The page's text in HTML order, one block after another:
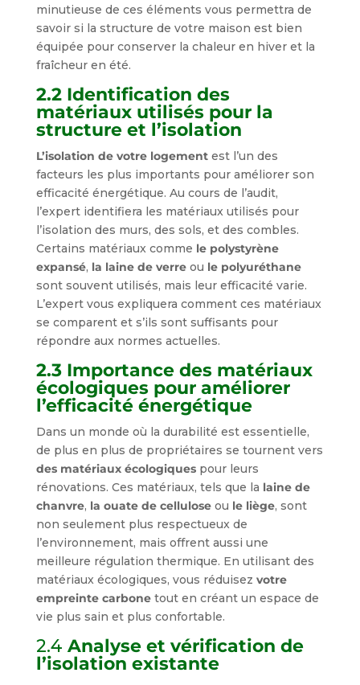
minutieuse de ces éléments vous permettra de
savoir si la structure de votre maison est bien
équipée pour conserver la chaleur en hiver et la
fraîcheur en été.
2.2 Identification des
matériaux utilisés pour la
structure et l’isolation
L’isolation de votre logement est l’un des
facteurs les plus importants pour améliorer son
efficacité énergétique. Au cours de l’audit,
l’expert identifiera les matériaux utilisés pour
l’isolation des murs, des sols, et des combles.
Certains matériaux comme le polystyrène
expansé, la laine de verreou le polyuréthane
sont souvent utilisés, mais leur efficacité varie.
L’expert vous expliquera comment ces matériaux
se comparent et s’ils sont suffisants pour
répondre aux normes actuelles.
2.3 Importance des matériaux
écologiques pour améliorer
l’efficacité énergétique
Dans un monde où la durabilité est essentielle,
de plus en plus de propriétaires se tournent vers
des matériaux écologiquespour leurs
rénovations. Ces matériaux, tels que la laine de
chanvre, la ouate de celluloseou le liège, sont
non seulement plus respectueux de
l’environnement, mais offrent aussi une
meilleure régulation thermique. En utilisant des
matériaux écologiques, vous réduisez votre
empreinte carbonetout en créant un espace de
vie plus sain et plus confortable.
2.4 Analyse et vérification de
l’isolation existante